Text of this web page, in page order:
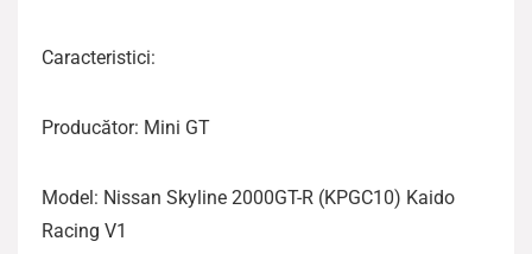
Caracteristici:
Producător: Mini GT
Model: Nissan Skyline 2000GT-R (KPGC10) Kaido
Racing V1